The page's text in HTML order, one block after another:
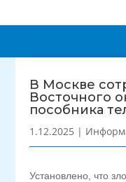
В Москве
Восточного
пособника
1.12.2025 |
Установлено, что